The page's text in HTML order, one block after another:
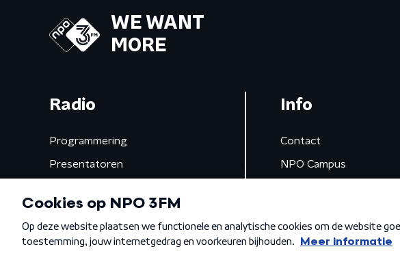
WE WANT
MORE
Radio
Programmering
Presentatoren
Gemist
Info
Contact
NPO Campus
Algemene voorwaarden Privacybeleid